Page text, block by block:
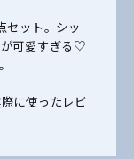
セット。シッ
可愛すぎる♡
に使ったレビ